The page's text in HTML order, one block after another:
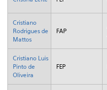
Cristiano
Rodrigues de
Mattos
FAP
Cristiano Luis
Pinto de
Oliveira
FEP